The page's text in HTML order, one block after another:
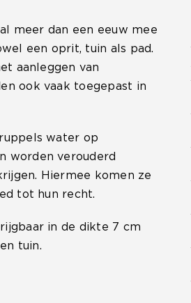
meer dan een eeuw mee
een oprit, tuin als pad.
aanleggen van
ook vaak toegepast in
water op
worden verouderd
Hiermee komen ze
tot hun recht.
in de dikte 7 cm
tuin.